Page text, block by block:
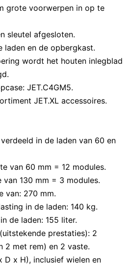
grote voorwerpen in op te
sleutel afgesloten.
en de opbergkast.
wordt het houten inlegblad
JET.C4GM5.
JET.XL accessoires.
in de laden van 60 en
van 60 mm = 12 modules.
van 130 mm = 3 modules.
van: 270 mm.
in de laden: 140 kg.
de laden: 155 liter.
prestaties): 2
2 met rem) en 2 vaste.
D x H), inclusief wielen en